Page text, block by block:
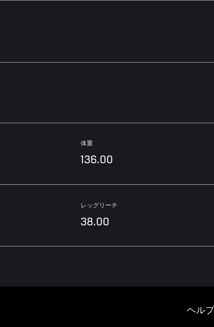
体重
136.00
レッグリーチ
38.00
Footer
ヘルプ